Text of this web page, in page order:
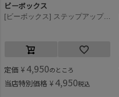
ビーボックス
[ビーボックス] ステップアップマグパック レモン
定価 ¥ 4,950のところ
当店特別価格 ¥ 4,950税込